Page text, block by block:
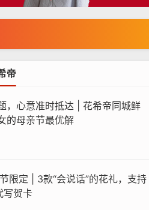
帝
，心意准时抵达 | 花希帝同城鲜
的母亲节最优解
限定 | 3款“会说话”的花礼，支持
写贺卡